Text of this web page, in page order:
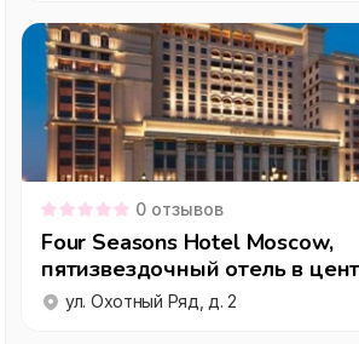
0 отзывов
Four Seasons Hotel Moscow,
пятизвездочный отель в
ул. Охотный Ряд, д. 2